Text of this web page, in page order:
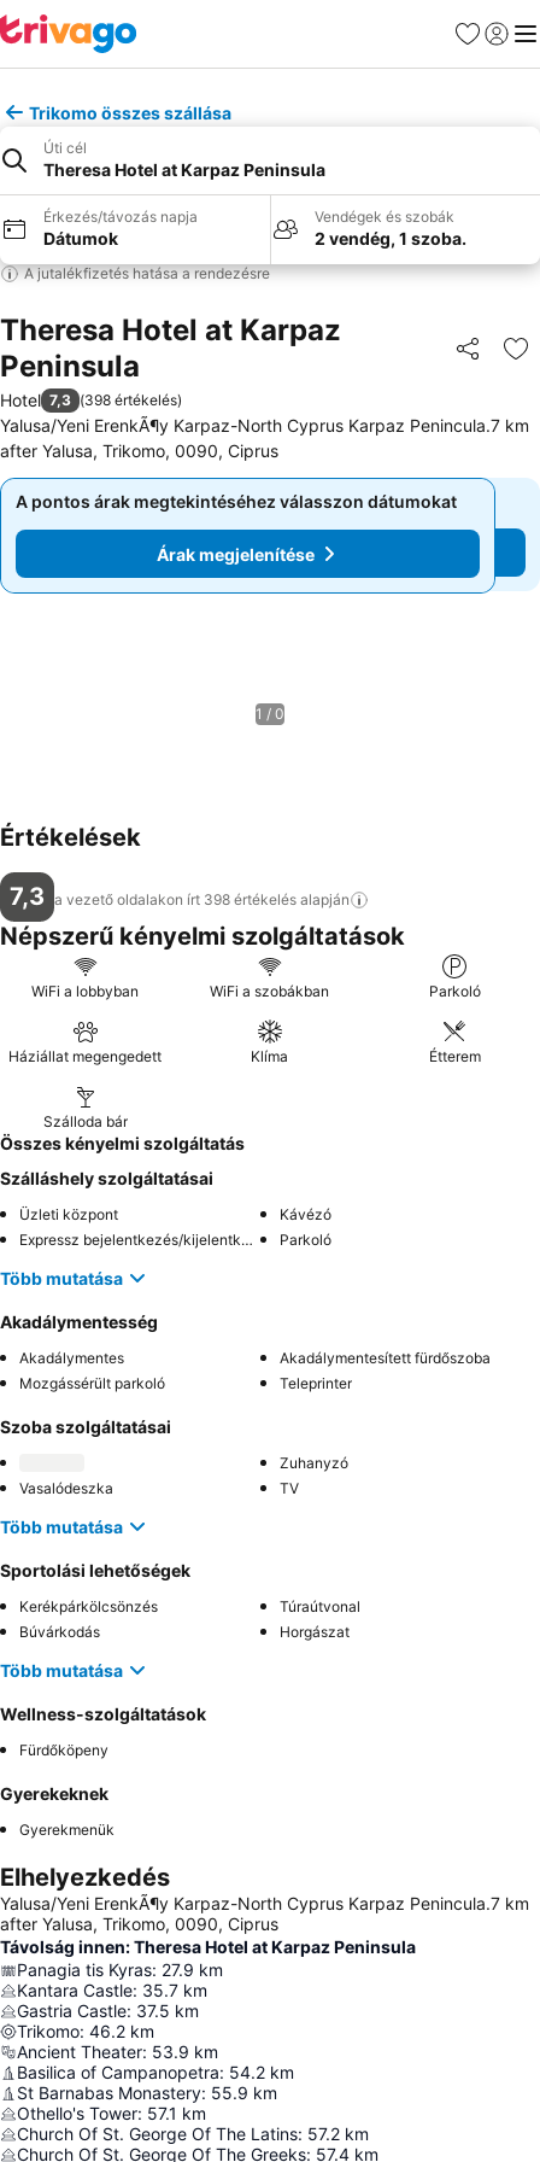
Kedvencek
Trikomo összes szállása
Úti cél
Theresa Hotel at Karpaz Peninsula
Érkezés/távozás napja
Dátumok
Vendégek és szobák
2 vendég, 1 szoba.
A jutalékfizetés hatása a rendezésre
Theresa Hotel at Karpaz
Peninsula
Hotel 7,3 (398 értékelés)
Yalusa/Yeni ErenkÃ¶y Karpaz-North Cyprus Karpaz Penincula.7 km
after Yalusa, Trikomo, 0090, Ciprus
A pontos árak megtekintéséhez válasszon dátumokat
Árak megjelenítése
A pontos árak megtekintéséhez válasszon dátumokat
Árak megjelenítése
1 / 0
Értékelések
7,3 a vezető oldalakon írt 398 értékelés alapján
Népszerű kényelmi szolgáltatások
WiFi a lobbyban WiFi a szobákban Parkoló
Háziállat megengedett Klíma Étterem
Szálloda bár
Összes kényelmi szolgáltatás
Szálláshely szolgáltatásai
Üzleti központ
Kávézó
Expressz bejelentkezés/kijelentkezés
Parkoló
Több mutatása
Akadálymentesség
Akadálymentes
Akadálymentesített fürdőszoba
Mozgássérült parkoló
Teleprinter
Szoba szolgáltatásai
Zuhanyzó
Vasalódeszka
TV
Több mutatása
Sportolási lehetőségek
Kerékpárkölcsönzés
Túraútvonal
Búvárkodás
Horgászat
Több mutatása
Wellness-szolgáltatások
Fürdőköpeny
Gyerekeknek
Gyerekmenük
Elhelyezkedés
Yalusa/Yeni ErenkÃ¶y Karpaz-North Cyprus Karpaz Penincula.7 km
after Yalusa, Trikomo, 0090, Ciprus
Távolság innen: Theresa Hotel at Karpaz Peninsula
Panagia tis Kyras: 27.9 km
Kantara Castle: 35.7 km
Gastria Castle: 37.5 km
Trikomo: 46.2 km
Ancient Theater: 53.9 km
Basilica of Campanopetra: 54.2 km
St Barnabas Monastery: 55.9 km
Othello's Tower: 57.1 km
Church Of St. George Of The Latins: 57.2 km
Church Of St. George Of The Greeks: 57.4 km